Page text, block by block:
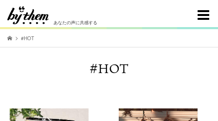
あなたの声に共感する
#HOT
#HOT